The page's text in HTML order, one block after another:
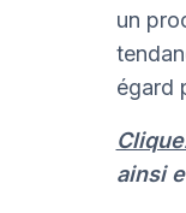
un
égard
ainsi